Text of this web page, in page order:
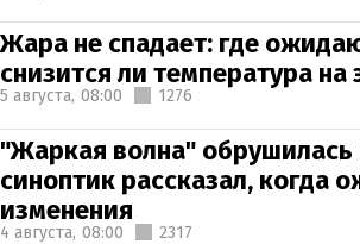
Жара не спадает: где
снизится ли температура на
5 августа, 08:00 1276
"Жаркая волна" обрушилась
синоптик рассказал, когда
изменения
4 августа, 08:00 2317